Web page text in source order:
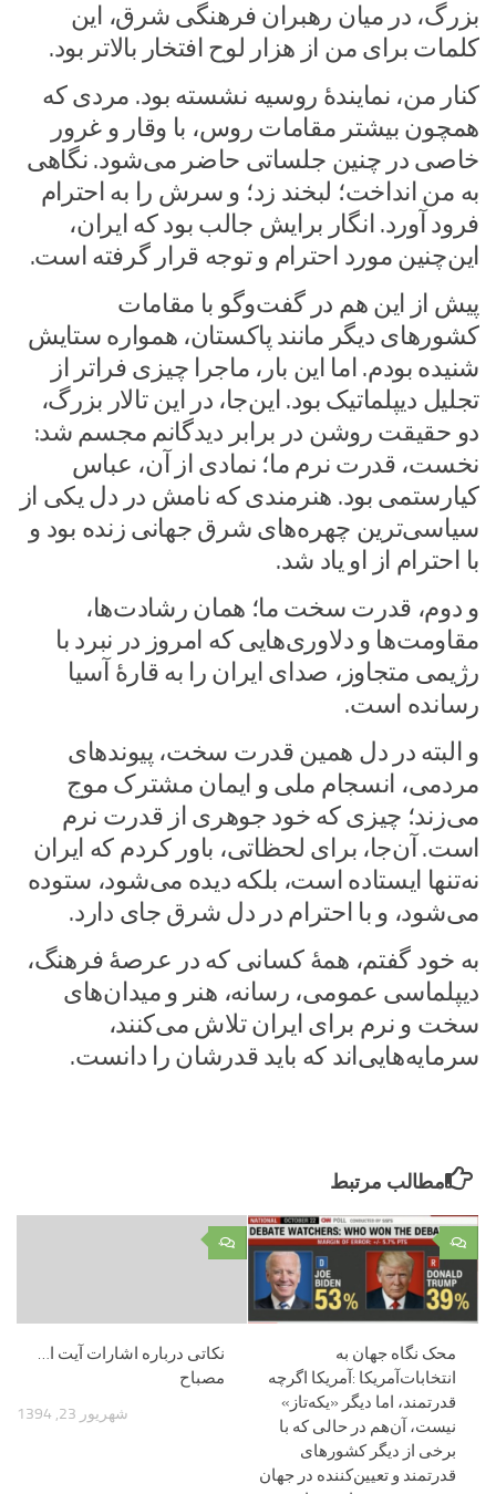
بزرگ، در میان رهبران فرهنگی شرق، این
کلمات برای من از هزار لوح افتخار بالاتر بود.
کنار من، نمایندهٔ روسیه نشسته بود. مردی که
همچون بیشتر مقامات روس، با وقار و غرور
خاصی در چنین جلساتی حاضر می‌شود. نگاهی
به من انداخت؛ لبخند زد؛ و سرش را به احترام
فرود آورد. انگار برایش جالب بود که ایران،
این‌چنین مورد احترام و توجه قرار گرفته است.
پیش از این هم در گفت‌وگو با مقامات
کشورهای دیگر مانند پاکستان، همواره ستایش
شنیده بودم. اما این بار، ماجرا چیزی فراتر از
تجلیل دیپلماتیک بود. این‌جا، در این تالار بزرگ،
دو حقیقت روشن در برابر دیدگانم مجسم شد:
نخست، قدرت نرم ما؛ نمادی از آن، عباس
کیارستمی بود. هنرمندی که نامش در دل یکی از
سیاسی‌ترین چهره‌های شرق جهانی زنده بود و
با احترام از او یاد شد.
و دوم، قدرت سخت ما؛ همان رشادت‌ها،
مقاومت‌ها و دلاوری‌هایی که امروز در نبرد با
رژیمی متجاوز، صدای ایران را به قارهٔ آسیا
رسانده است.
و البته در دل همین قدرت سخت، پیوندهای
مردمی، انسجام ملی و ایمان مشترک موج
می‌زند؛ چیزی که خود جوهری از قدرت نرم
است. آن‌جا، برای لحظاتی، باور کردم که ایران
نه‌تنها ایستاده است، بلکه دیده می‌شود، ستوده
می‌شود، و با احترام در دل شرق جای دارد.
به خود گفتم، همهٔ کسانی که در عرصهٔ فرهنگ،
دیپلماسی عمومی، رسانه، هنر و میدان‌های
سخت و نرم برای ایران تلاش می‌کنند،
سرمایه‌هایی‌اند که باید قدرشان را دانست.
مطالب مرتبط
۰
نکاتی درباره اشارات آیت ا…
مصباح
شهریور 23, 1394
۰
محک نگاه جهان به
انتخابات‌آمریکا :آمریکا اگرچه
قدرتمند، اما دیگر «یکه‌تاز»
نیست، آن‌هم در حالی که با
برخی از دیگر کشورهای
قدرتمند و تعیین‌کننده در جهان